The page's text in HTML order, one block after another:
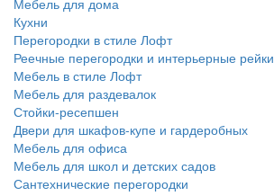
Мебель для дома
Кухни
Перегородки в стиле Лофт
Реечные перегородки и интерьерные рейки
Мебель в стиле Лофт
Мебель для раздевалок
Стойки-ресепшен
Двери для шкафов-купе и гардеробных
Мебель для офиса
Мебель для школ и детских садов
Сантехнические перегородки